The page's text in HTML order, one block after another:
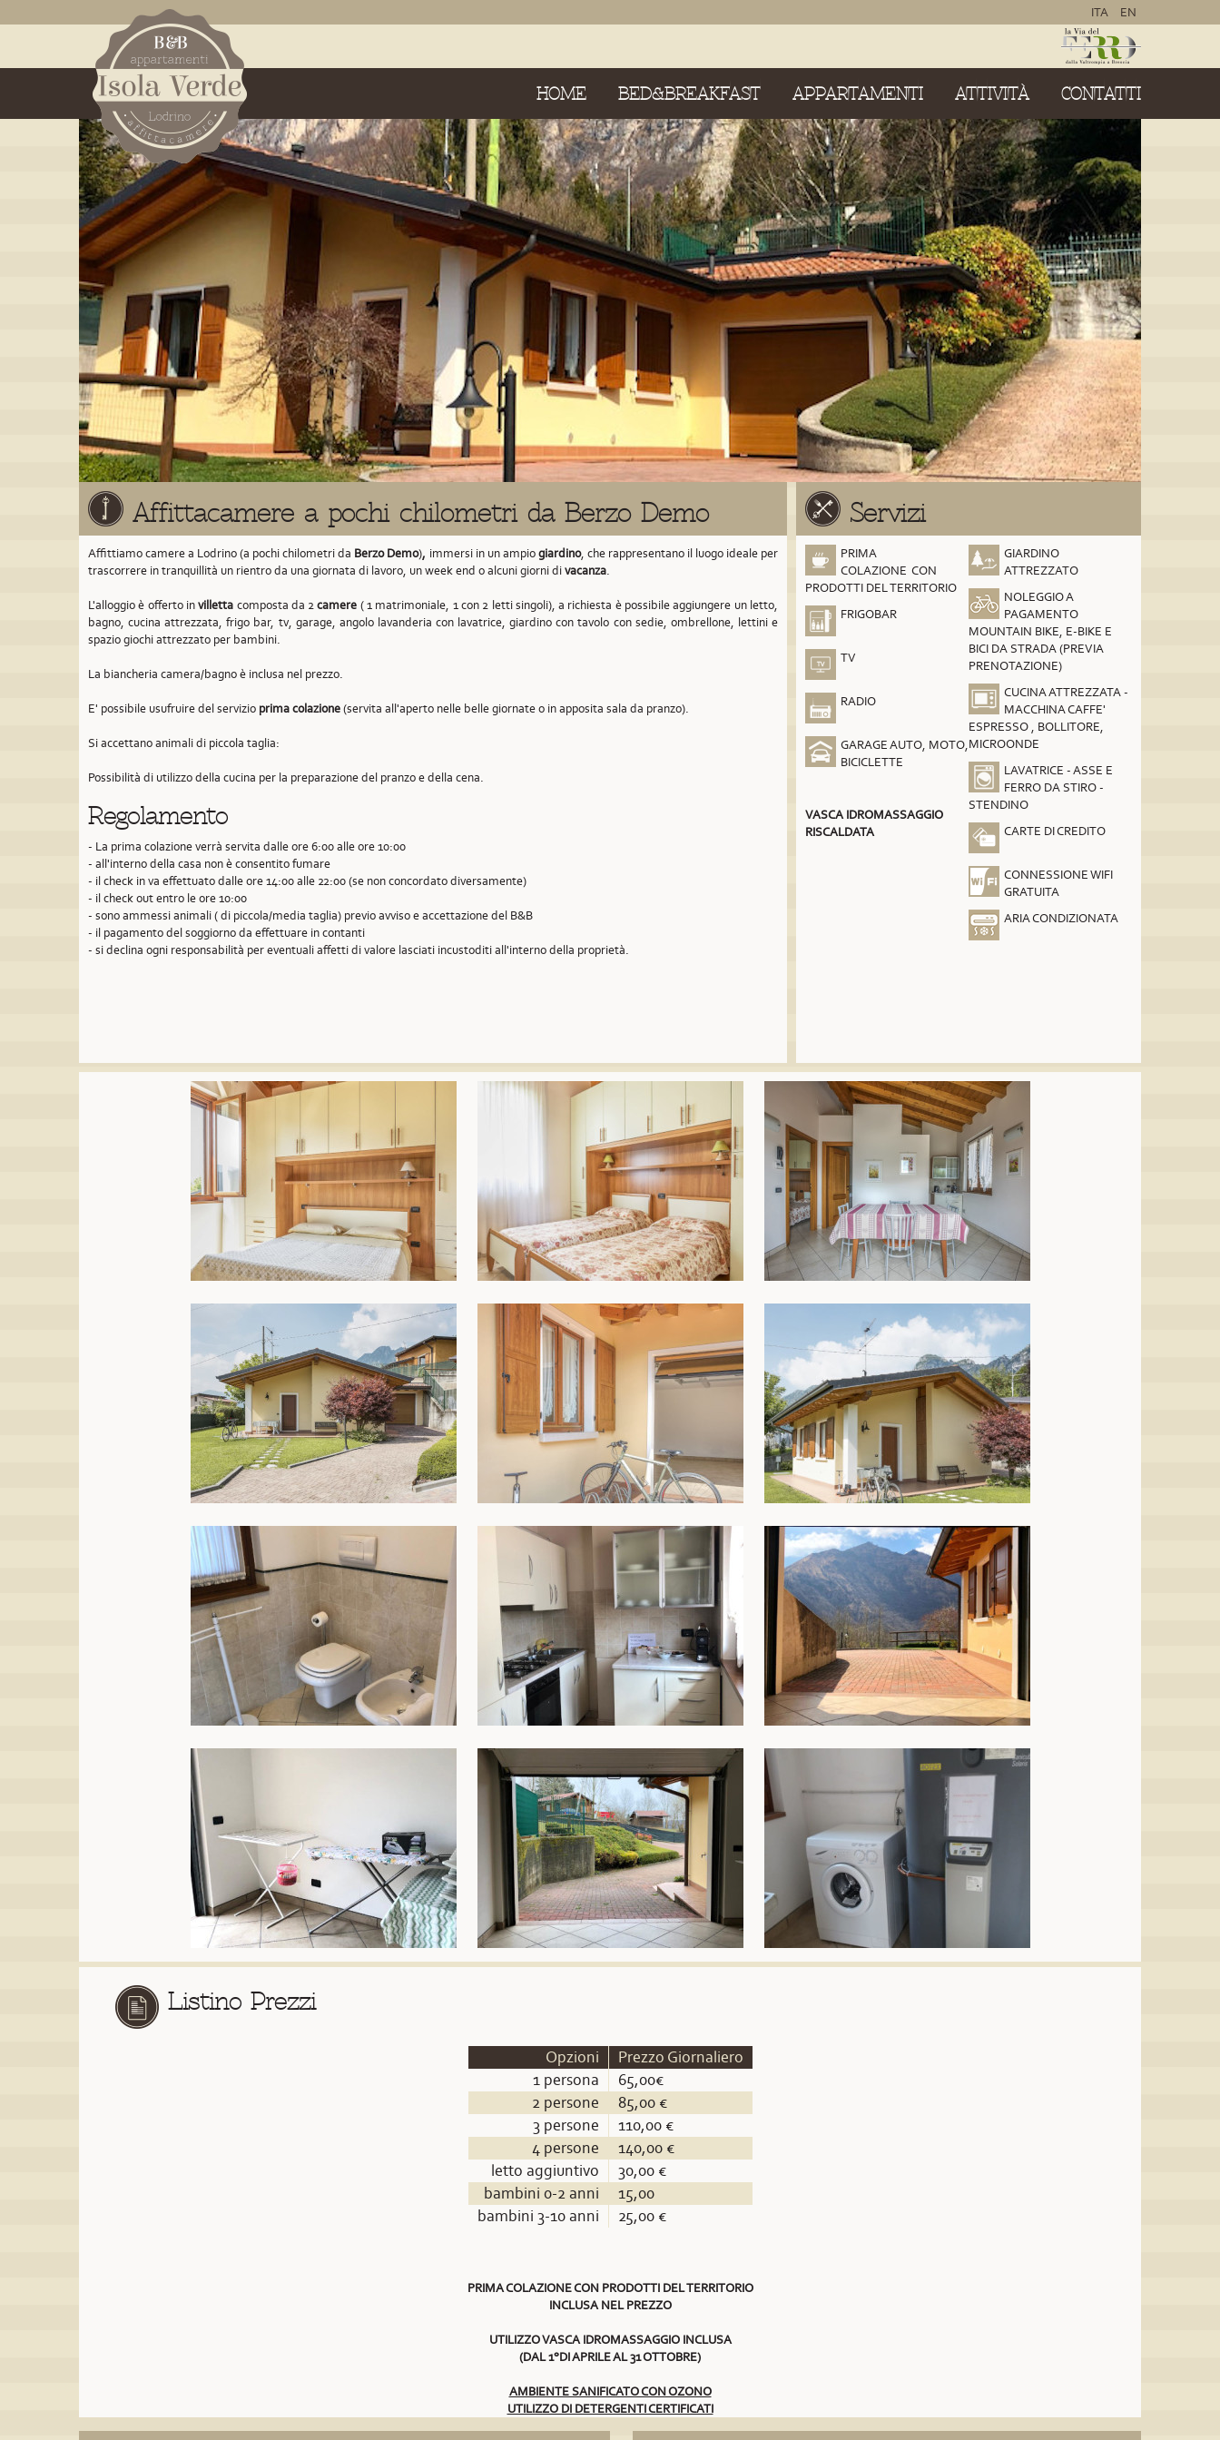
ITA EN
HOME BED&BREAKFAST APPARTAMENTI ATTIVITÀ CONTATTI
Affittacamere a pochi chilometri da Berzo Demo
Affittiamo camere a Lodrino (a pochi chilometri da Berzo Demo), immersi in un ampiogiardino, che rappresentano il luogo ideale per
trascorrere in tranquillità un rientro da una giornata di lavoro, un week end o alcuni giorni divacanza.
L'alloggio è offerto invilletta composta da 2camere ( 1 matrimoniale, 1 con 2 letti singoli), a richiesta è possibile aggiungere un letto,
bagno, cucina attrezzata, frigo bar, tv, garage, angolo lavanderia con lavatrice, giardino con tavolo con sedie, ombrellone, lettini e
spazio giochi attrezzato per bambini.
La biancheria camera/bagno è inclusa nel prezzo.
E' possibile usufruire del servizio prima colazione(servita all'aperto nelle belle giornate o in apposita sala da pranzo).
Si accettano animali di piccola taglia:
Possibilità di utilizzo della cucina per la preparazione del pranzo e della cena.
Regolamento
- La prima colazione verrà servita dalle ore 6:00 alle ore 10:00
- all'interno della casa non è consentito fumare
- il check in va effettuato dalle ore 14:00 alle 22:00 (se non concordato diversamente)
- il check out entro le ore 10:00
- sono ammessi animali ( di piccola/media taglia) previo avviso e accettazione del B&B
- il pagamento del soggiorno da effettuare in contanti
- si declina ogni responsabilità per eventuali affetti di valore lasciati incustoditi all'interno della proprietà.
Servizi
PRIMA
COLAZIONE CON
PRODOTTI DEL TERRITORIO
FRIGOBAR
TV
RADIO
GARAGE AUTO, MOTO,
BICICLETTE
VASCA IDROMASSAGGIO
RISCALDATA
GIARDINO
ATTREZZATO
NOLEGGIO A
PAGAMENTO
MOUNTAIN BIKE, E-BIKE E
BICI DA STRADA (PREVIA
PRENOTAZIONE)
CUCINA ATTREZZATA -
MACCHINA CAFFE'
ESPRESSO , BOLLITORE,
MICROONDE
LAVATRICE - ASSE E
FERRO DA STIRO -
STENDINO
CARTE DI CREDITO
CONNESSIONE WIFI
GRATUITA
ARIA CONDIZIONATA
Listino Prezzi
Opzioni
Prezzo Giornaliero
1 persona
65,00€
2 persone
85,00 €
3 persone
110,00 €
4 persone
140,00 €
letto aggiuntivo
30,00 €
bambini 0-2 anni
15,00
bambini 3-10 anni
25,00 €
PRIMA COLAZIONE CON PRODOTTI DEL TERRITORIO
INCLUSA NEL PREZZO
UTILIZZO VASCA IDROMASSAGGIO INCLUSA
(DAL 1°DI APRILE AL 31 OTTOBRE)
AMBIENTE SANIFICATO CON OZONO
UTILIZZO DI DETERGENTI CERTIFICATI